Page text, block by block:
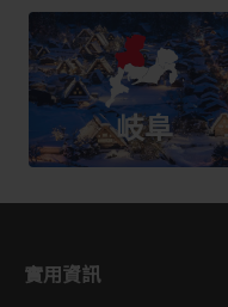
岐阜
實用資訊